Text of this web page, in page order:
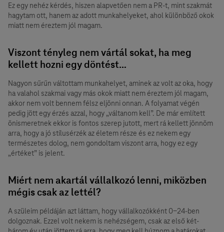
Ez egy nehéz kérdés, hiszen alapvetően nem a PR-t, mint szakmát
hagytam ott, hanem az adott munkahelyeket, ahol különböző okok
miatt nem éreztem jól magam.
Viszont tényleg nem vártál sokat, ha meg
kellett hozni egy döntést…
Nagyon sűrűn váltottam munkahelyet, aminek az volt az oka, hogy
ha valahol szakmai vagy más okok miatt nem éreztem jól magam,
akkor nem volt bennem félsz eljönni onnan. A folyamat végén
pedig jött egy érzés azzal, hogy „váltanom kell”. De már említett
önismeretnek ekkor is fontos szerep jutott, mert rá kellett jönnöm
arra, hogy a jó stílusérzék az életem része és ez nekem egy
természetes dolog, nem gondoltam viszont arra, hogy ez egy
„értéket” is jelent.
Miért nem akartál vállalkozó lenni, miközben
mégis csak az lettél?
A szüleim példáján azt láttam, hogy vállalkozókként 0-24-ben
dolgoznak. Ezzel volt nekem is nehézségem, csak az első két-